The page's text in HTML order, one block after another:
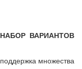
ВАРИАНТОВ
множества